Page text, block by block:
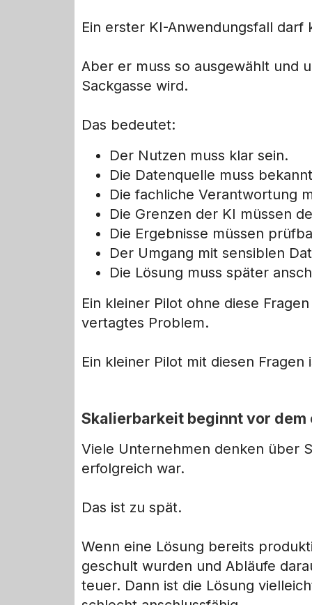
Ein erster KI-Anwendungsfall darf
Aber er muss so ausgewählt und
Sackgasse wird.
Das bedeutet:
Der Nutzen muss klar sein.
Die Datenquelle muss
Die fachliche Verantwortung
Die Grenzen der KI müssen
Die Ergebnisse müssen
Der Umgang mit sensiblen
Die Lösung muss später
Ein kleiner Pilot ohne diese
vertagtes Problem.
Ein kleiner Pilot mit diesen
Skalierbarkeit beginnt vor dem
Viele Unternehmen denken über
erfolgreich war.
Das ist zu spät.
Wenn eine Lösung bereits
geschult wurden und Abläufe
teuer. Dann ist die Lösung